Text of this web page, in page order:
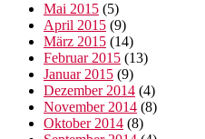
Mai 2015 (5)
April 2015 (9)
März 2015 (14)
Februar 2015 (13)
Januar 2015 (9)
Dezember 2014 (4)
November 2014 (8)
Oktober 2014 (8)